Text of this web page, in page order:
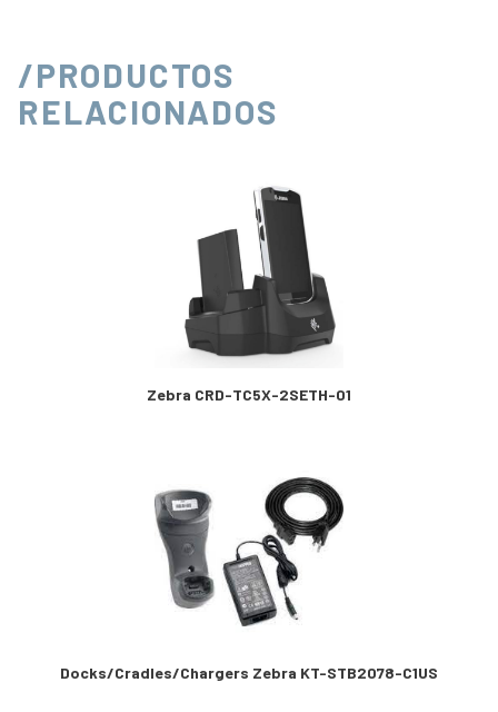
/PRODUCTOS
RELACIONADOS
Zebra CRD-TC5X-2SETH-01
Docks/Cradles/Chargers Zebra KT-STB2078-C1US